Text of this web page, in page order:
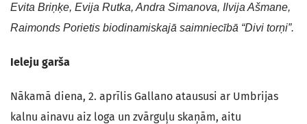
Evita Briņķe, Evija Rutka, Andra Simanova, Ilvija Ašmane,
Raimonds Porietis biodinamiskajā saimniecībā “Divi torņi”.
Ieleju garša
Nākamā diena, 2. aprīlis Gallano ataususi ar Umbrijas
kalnu ainavu aiz loga un zvārguļu skaņām, aitu